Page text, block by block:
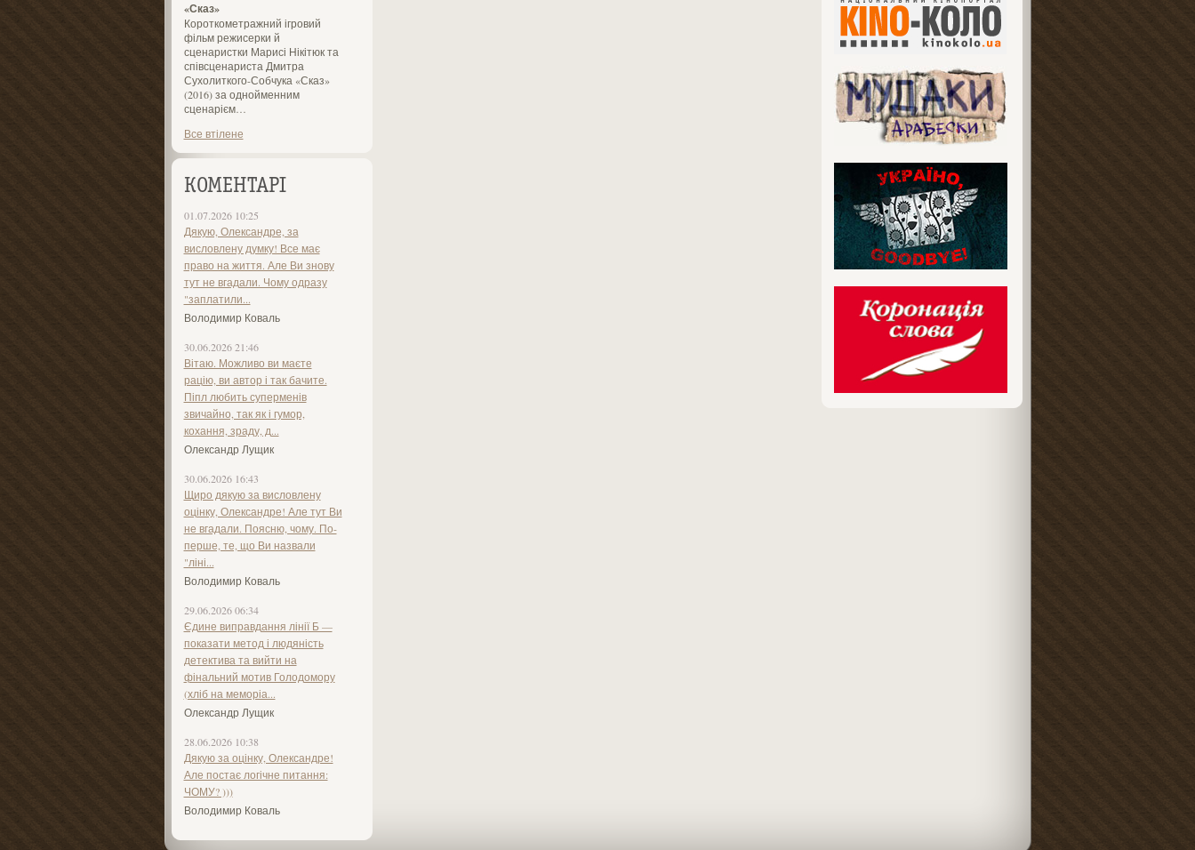
«Сказ»
Короткометражний ігровий
фільм режисерки й
сценаристки Марисі Нікітюк та
співсценариста Дмитра
Сухолиткого-Собчука «Сказ»
(2016) за однойменним
сценарієм…
Все втілене
КОМЕНТАРІ
01.07.2026 10:25
Дякую, Олександре, за
висловлену думку! Все має
право на життя. Але Ви знову
тут не вгадали. Чому одразу
"заплатили...
Володимир Коваль
30.06.2026 21:46
Вітаю. Можливо ви маєте
рацію, ви автор і так бачите.
Піпл любить суперменів
звичайно, так як і гумор,
кохання, зраду, д...
Олександр Лущик
30.06.2026 16:43
Щиро дякую за висловлену
оцінку, Олександре! Але тут Ви
не вгадали. Поясню, чому. По-
перше, те, що Ви назвали
"ліні...
Володимир Коваль
29.06.2026 06:34
Єдине виправдання лінії Б —
показати метод і людяність
детектива та вийти на
фінальний мотив Голодомору
(хліб на меморіа...
Олександр Лущик
28.06.2026 10:38
Дякую за оцінку, Олександре!
Але постає логічне питання:
ЧОМУ? )))
Володимир Коваль